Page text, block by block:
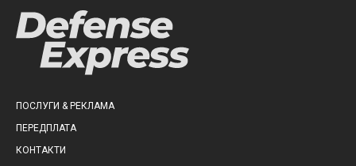
ПОСЛУГИ & РЕКЛАМА
ПЕРЕДПЛАТА
КОНТАКТИ